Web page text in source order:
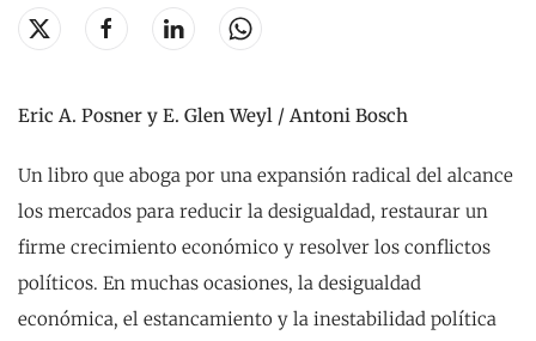
Eric A. Posner y E. Glen Weyl / Antoni Bosch
Un libro que aboga por una expansión radical del alcance
los mercados para reducir la desigualdad, restaurar un
firme crecimiento económico y resolver los conflictos
políticos. En muchas ocasiones, la desigualdad
económica, el estancamiento y la inestabilidad política